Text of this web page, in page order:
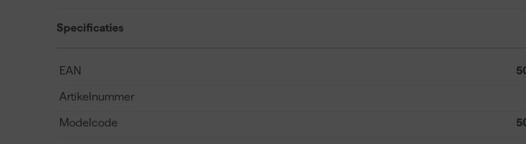
Specificaties
EAN
Artikelnummer
Modelcode